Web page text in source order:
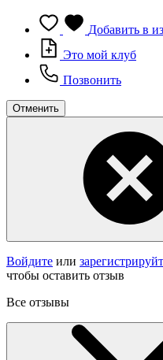
Добавить в
Это мой клуб
Позвонить
Отменить
Войдите или
чтобы оставить отзыв
Все отзывы